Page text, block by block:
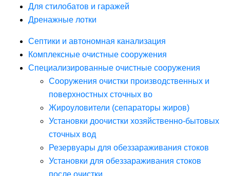
Для стилобатов и гаражей
Дренажные лотки
Септики и автономная канализация
Комплексные очистные сооружения
Специализированные очистные сооружения
Сооружения очистки производственных и
поверхностных сточных во
Жироуловители (сепараторы жиров)
Установки доочистки хозяйственно-бытовых
сточных вод
Резервуары для обеззараживания стоков
Установки для обеззараживания стоков
после очистки